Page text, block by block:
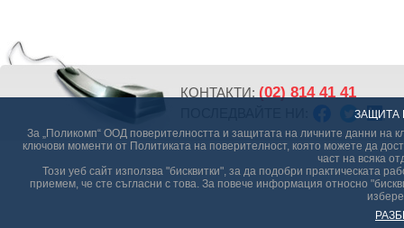
ЗАЩИТА
За „Поликомп“ ООД поверителността и защитата на личните данни на
ключови моменти от Политиката на поверителност, която можете да
част на всяка
Този уеб сайт използва "бисквитки", за да подобри практическата
приемем, че сте съгласни с това. За повече информация относно
КОНТАКТИ: (02) 814 41 41